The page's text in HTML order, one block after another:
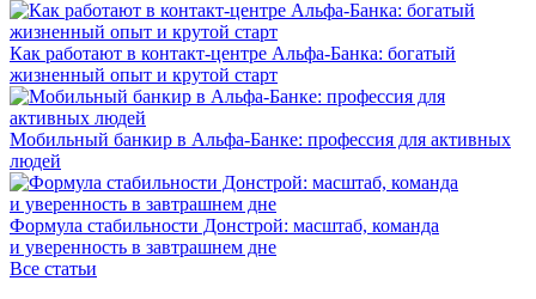
Как работают в контакт-центре Альфа-Банка: богатый
жизненный опыт и крутой старт
Мобильный банкир в Альфа-Банке: профессия для активных
людей
Формула стабильности Донстрой: масштаб, команда
и уверенность в завтрашнем дне
Все статьи